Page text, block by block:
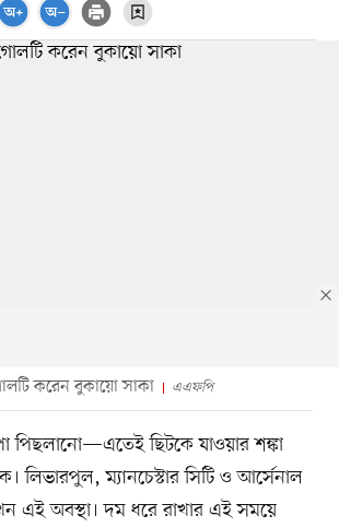
করেন বুকায়ো সাকা এএফপি
ছিটকে যাওয়ার শঙ্কা
লিভারপুল, ম্যানচেস্টার সিটি ও আর্সেনাল
অবস্থা। দম ধরে রাখার এই সময়ে